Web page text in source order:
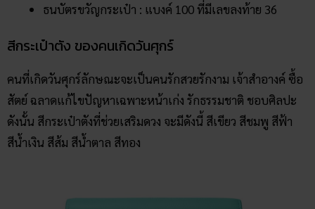
ธนบัตรขวัญกระเป๋า : แบงค์ 100 ที่มีเลขลงท้าย 36
สีกระเป๋าตัง ของคนเกิดวันศุกร์
คนที่เกิดวันศุกร์ลักษณะจะเป็นคนรักสวยรักงาม เจ้าสำอางค์ ซื้อ
สัตย์ ฉลาดแก้ไขปัญหาเฉพาะหน้าเก่ง รักธรรมชาติ ชอบศิลปะ
ดังนั้น สีกระเป๋าตังที่ช่วยเสริมดวง จะมีดังนี้ สีเขียว สีชมพู สีฟ้า
สีน้ำเงิน สีส้ม สีน้ำตาล สีทอง